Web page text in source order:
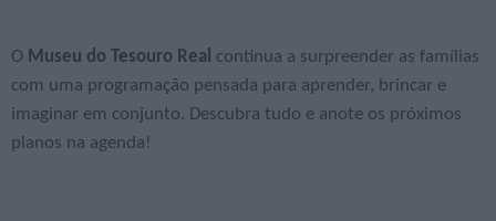
O Museu do Tesouro Real continua a surpreender as famílias
com uma programação pensada para aprender, brincar e
imaginar em conjunto. Descubra tudo e anote os próximos
planos na agenda!